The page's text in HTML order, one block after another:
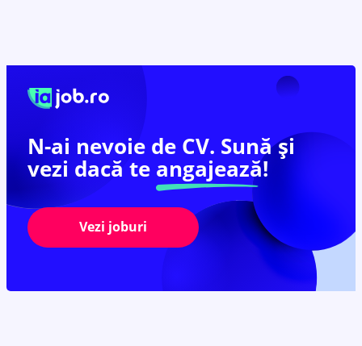
N-ai nevoie de CV. Sună și
vezi dacă te angajează!
Vezi joburi